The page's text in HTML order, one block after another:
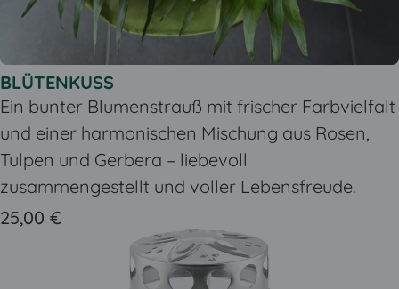
BLÜTENKUSS
Ein bunter Blumenstrauß mit frischer Farbvielfalt
und einer harmonischen Mischung aus Rosen,
Tulpen und Gerbera – liebevoll
zusammengestellt und voller Lebensfreude.
25,00 €